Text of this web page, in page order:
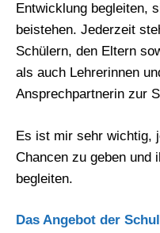
Entwicklung begleiten,
beistehen. Jederzeit
Schülern, den Eltern
als auch Lehrerinnen
Ansprechpartnerin zur
Es ist mir sehr wichtig,
Chancen zu geben und
begleiten.
Das Angebot der